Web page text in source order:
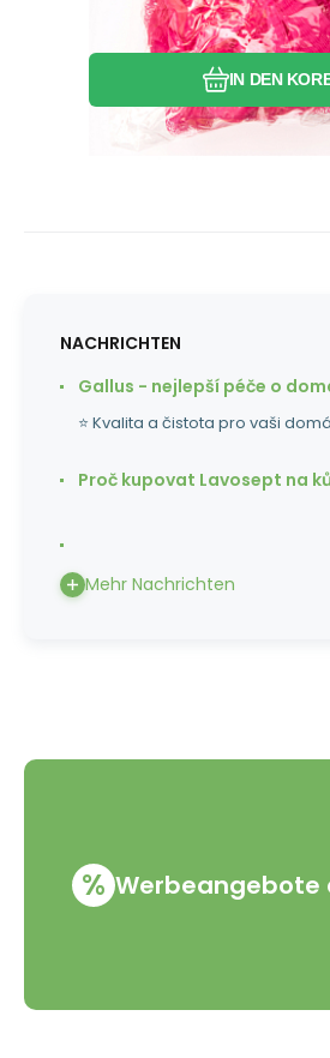
IN DEN
NACHRICHTEN
Gallus - nejlepší péče o
⭐ Kvalita a čistota pro vaši
Proč kupovat Lavosept na
Mehr Nachrichten
% Werbeangebote